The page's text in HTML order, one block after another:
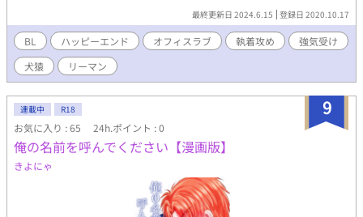
最終更新日 2024.6.15 登録日 2020.10.17
BL ハッピーエンド オフィスラブ 執着攻め
強気受け
犬猿
リーマン
9
連載中 R18
お気に入り : 65 24h.ポイント : 0
俺の名前を呼んでください【漫画版】
きよにゃ